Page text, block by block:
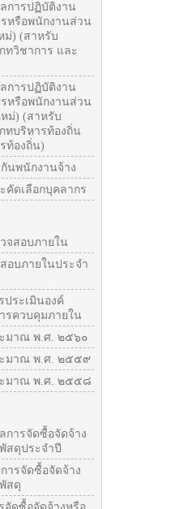
การปฏิบัติงาน
หรือพนักงานส่วน
ม่) (สาหรับ
ทวิชาการ และ
การปฏิบัติงาน
หรือพนักงานส่วน
ม่) (สาหรับ
ทบริหารท้องถิ่น
ท้องถิ่น)
นพนักงานจ้าง
คัดเลือกบุคลากร
จสอบภายใน
อบภายในประจำ
ประเมินองค์
รควบคุมภายใน
มาณ พ.ศ. ๒๕๖๐
ะมาณ พ.ศ. ๒๕๕๙
ะมาณ พ.ศ. ๒๕๕๘
การจัดซื้อจัดจ้าง
สดุประจำปี
ารจัดซื้อจัดจ้าง
สดุ